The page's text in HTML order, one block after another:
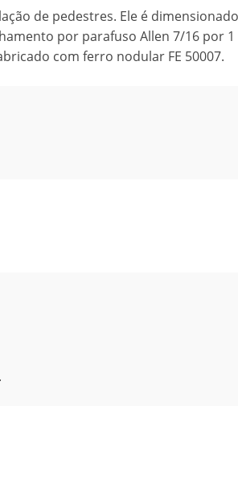
de pedestres. Ele é
por parafuso Allen 7/16 por 1
com ferro nodular FE 50007.